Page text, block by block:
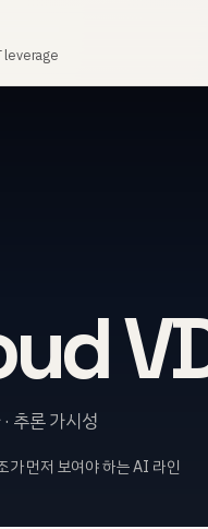
leverage
추론 가시성
가 먼저 보여야 하는 AI 라인